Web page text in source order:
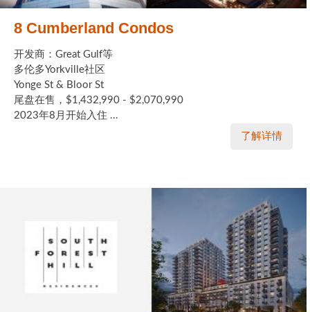
8 Cumberland Condos
开发商：Great Gulf等
多伦多Yorkville社区
Yonge St & Bloor St
尾盘在售，$1,432,990 - $2,070,990
2023年8月开始入住 ...
了解详情